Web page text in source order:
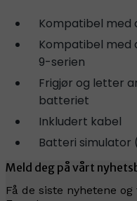
Kompatibel med
Kompatibel med
9-serien
Frigjør og letter
batteriet
Inkludert kabel
Batteri simulator
Meld deg på vårt
Få de siste nyhetene